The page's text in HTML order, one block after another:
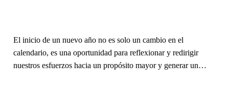
El inicio de un nuevo año no es solo un cambio en el
calendario, es una oportunidad para reflexionar y redirigir
nuestros esfuerzos hacia un propósito mayor y generar un…